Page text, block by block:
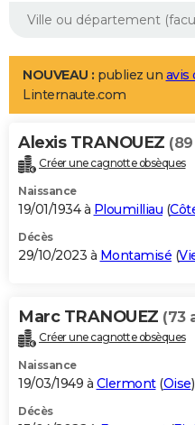
Aménagement intérieur
LIFESTYLE
Art de vivre
Bien-être
Loisirs
Mode
Modes de vie
Alimentation
Guide de la santé
Maladies
Médicaments
Sommeil
VOYAGE
Destinations
City break
Voyage nature
Voyage de noces
Forum
Climat
+PHOTO
GUIDES D'ACHAT
BONS PLANS
Carte de Noël
Carte Bonne année
Carte Saint-Valentin
Carte Pâques
Carte d'anniversaire
DICTIONNAIRE
Dictionnaire
Biographies
Citations
Expressions
Proverbes
PROGRAMME TV
NOUVEAU : publiez un avis
Linternaute.com
Alexis TRANOUEZ
Créer une cagnotte obsèques
Naissance
19/01/1934 à Ploumilliau (
Décès
29/10/2023 à Montamisé (
Marc TRANOUEZ (73
Créer une cagnotte obsèques
Naissance
19/03/1949 à Clermont(Oise)
Décès